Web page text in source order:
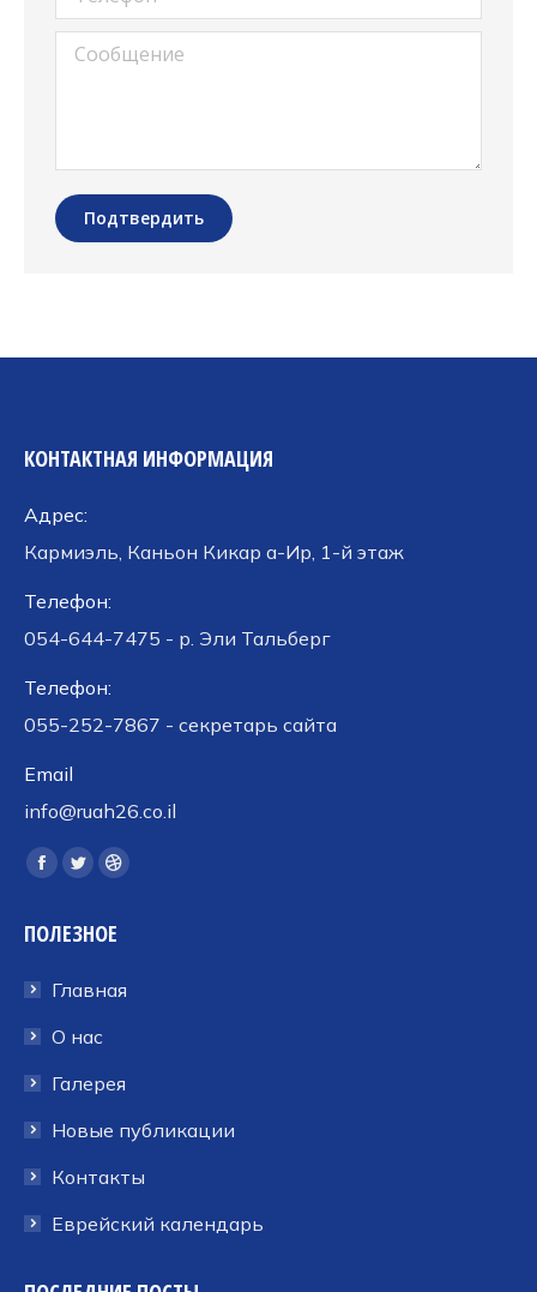
Сообщение
Подтвердить
КОНТАКТНАЯ ИНФОРМАЦИЯ
Адрес:
Кармиэль, Каньон Кикар а-Ир, 1-й этаж
Телефон:
054-644-7475 - р. Эли Тальберг
Телефон:
055-252-7867 - секретарь сайта
Email
info@ruah26.co.il
Ищите нас:
Страница
открывается
новом
окне
Страница
открывается
новом
окне
Страница
открывается
новом
ПОЛЕЗНОЕ
Главная
О нас
Галерея
Новые публикации
Контакты
Еврейский календарь